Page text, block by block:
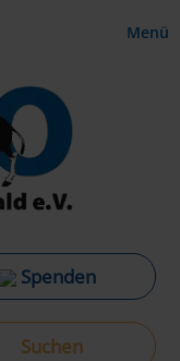
Menü
Spenden